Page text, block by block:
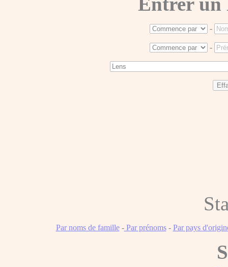
-
-
Par noms de famille-Par prénoms- Par pays